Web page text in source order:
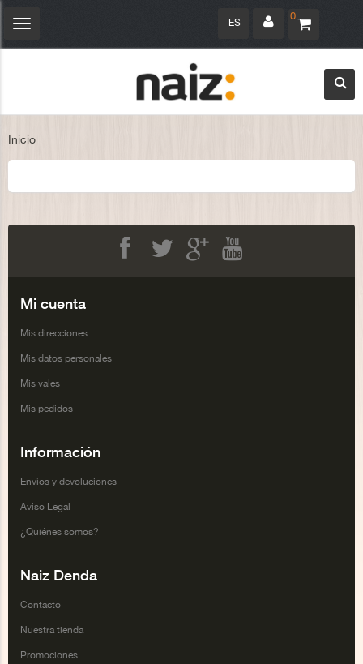
0
ES
Navegación
Inicio
Mi cuenta
Mis direcciones
Mis datos personales
Mis vales
Mis pedidos
Información
Envíos y devoluciones
Aviso Legal
¿Quiénes somos?
Naiz Denda
Contacto
Nuestra tienda
Promociones